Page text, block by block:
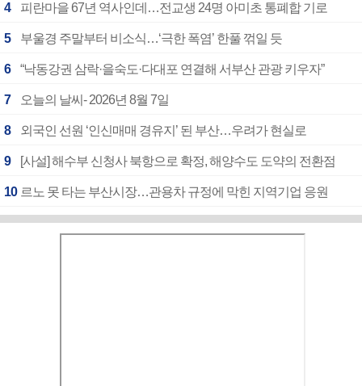
4 피란마을 67년 역사인데…전교생 24명 아미초 통폐합 기로
5 부울경 주말부터 비소식…‘극한 폭염’ 한풀 꺾일 듯
6 “낙동강권 삼락·을숙도·다대포 연결해 서부산 관광 키우자”
7 오늘의 날씨- 2026년 8월 7일
8 외국인 선원 ‘인신매매 경유지’ 된 부산…우려가 현실로
9 [사설] 해수부 신청사 북항으로 확정, 해양수도 도약의 전환점
10 르노 못 타는 부산시장…관용차 규정에 막힌 지역기업 응원